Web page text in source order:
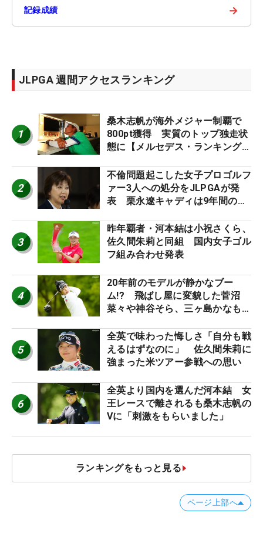
記録成績 →
JLPGA 週間アクセスランキング
1
桑木志帆が海外メジャー制覇で
800pt獲得 実質のトップ独走状
態に【メルセデス・ランキング番
2
不倫問題起こした女子プロゴルフ
ァー3人への処分をJLPGAが発
表 栗永遼キャディは9年間の立
3
昨年覇者・河本結は小祝さくら、
佐久間朱莉と同組 国内女子ゴル
フ組み合わせ発表
4
20年前のモデルが静かなブー
ム!? 飛ばし屋に変貌した菅沼
菜々や神谷そら、三ヶ島かなも使
ロたちの“飛ばしギア”】
5
全英で味わった悔しさ「自分も戦
えるはずなのに」 佐久間朱莉に
強まった米ツアー参戦への思い
6
全英より国内を選んだ河本結 女
王レースで離されるも桑木志帆の
Vに「刺激をもらいました」
ランキングをもっと見る
ページ上部へ